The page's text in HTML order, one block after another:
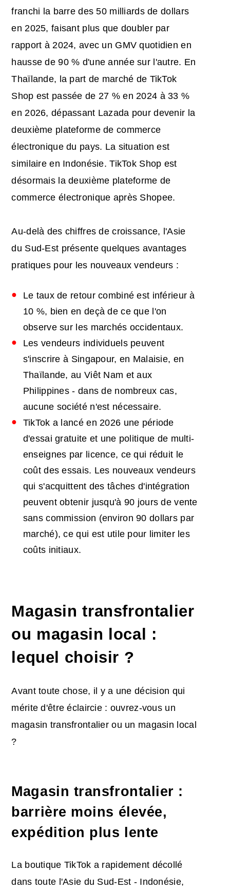
franchi la barre des 50 milliards de dollars
en 2025, faisant plus que doubler par
rapport à 2024, avec un GMV quotidien en
hausse de 90 % d'une année sur l'autre. En
Thaïlande, la part de marché de TikTok
Shop est passée de 27 % en 2024 à 33 %
en 2026, dépassant Lazada pour devenir la
deuxième plateforme de commerce
électronique du pays. La situation est
similaire en Indonésie. TikTok Shop est
désormais la deuxième plateforme de
commerce électronique après Shopee.
Au-delà des chiffres de croissance, l'Asie
du Sud-Est présente quelques avantages
pratiques pour les nouveaux vendeurs :
Le taux de retour combiné est inférieur à
10 %, bien en deçà de ce que l'on
observe sur les marchés occidentaux.
Les vendeurs individuels peuvent
s'inscrire à Singapour, en Malaisie, en
Thaïlande, au Viêt Nam et aux
Philippines - dans de nombreux cas,
aucune société n'est nécessaire.
TikTok a lancé en 2026 une période
d'essai gratuite et une politique de multi-
enseignes par licence, ce qui réduit le
coût des essais. Les nouveaux vendeurs
qui s'acquittent des tâches d'intégration
peuvent obtenir jusqu'à 90 jours de vente
sans commission (environ 90 dollars par
marché), ce qui est utile pour limiter les
coûts initiaux.
Magasin transfrontalier
ou magasin local :
lequel choisir ?
Avant toute chose, il y a une décision qui
mérite d'être éclaircie : ouvrez-vous un
magasin transfrontalier ou un magasin local
?
Magasin transfrontalier :
barrière moins élevée,
expédition plus lente
La boutique TikTok a rapidement décollé
dans toute l'Asie du Sud-Est - Indonésie,